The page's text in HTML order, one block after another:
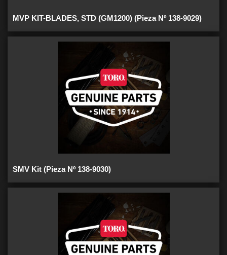
MVP KIT-BLADES, STD (GM1200) (Pieza Nº 138-9029)
SMV Kit (Pieza Nº 138-9030)